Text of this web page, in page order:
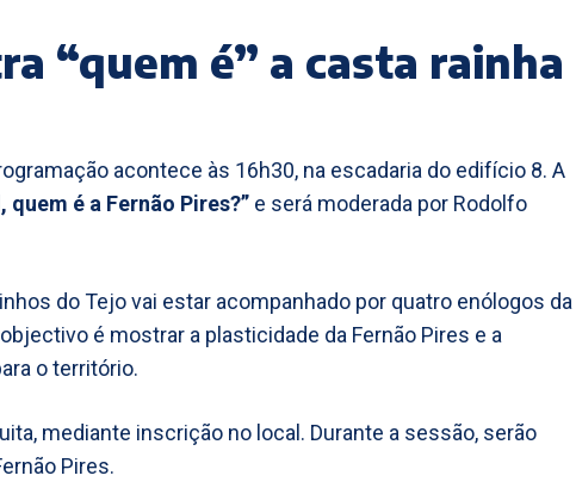
“quem é” a casta rainha
acontece às 16h30, na escadaria do edifício 8. A
quem é a Fernão Pires?” e será moderada por Rodolfo
do Tejo vai estar acompanhado por quatro enólogos da
é mostrar a plasticidade da Fernão Pires e a
o território.
mediante inscrição no local. Durante a sessão, serão
Pires.